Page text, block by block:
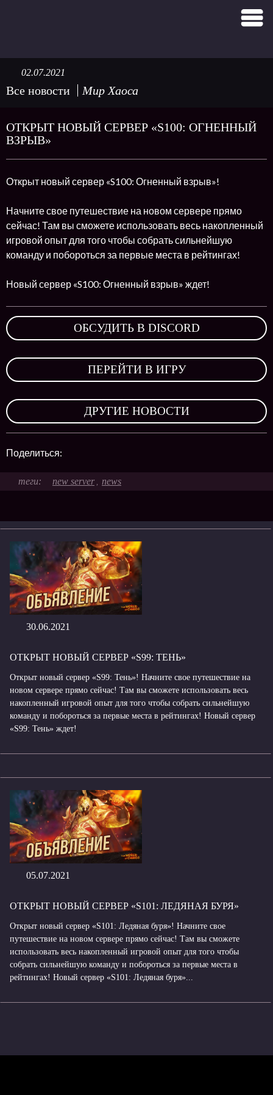
Все новости Мир Хаоса
02.07.2021
ОТКРЫТ НОВЫЙ СЕРВЕР «S100: ОГНЕННЫЙ
ВЗРЫВ»
Открыт новый сервер «S100: Огненный взрыв»!
Начните свое путешествие на новом сервере прямо
сейчас! Там вы сможете использовать весь накопленный
игровой опыт для того чтобы собрать сильнейшую
команду и побороться за первые места в рейтингах!
Новый сервер «S100: Огненный взрыв» ждет!
ОБСУДИТЬ В DISCORD
ПЕРЕЙТИ В ИГРУ
ДРУГИЕ НОВОСТИ
Поделиться:
new server , news
30.06.2021
ОТКРЫТ НОВЫЙ СЕРВЕР «S99: ТЕНЬ»
Открыт новый сервер «S99: Тень»! Начните свое путешествие на
новом сервере прямо сейчас! Там вы сможете использовать весь
накопленный игровой опыт для того чтобы собрать сильнейшую
команду и побороться за первые места в рейтингах! Новый сервер
«S99: Тень» ждет!
05.07.2021
ОТКРЫТ НОВЫЙ СЕРВЕР «S101: ЛЕДЯНАЯ БУРЯ»
Открыт новый сервер «S101: Ледяная буря»! Начните свое
путешествие на новом сервере прямо сейчас! Там вы сможете
использовать весь накопленный игровой опыт для того чтобы
собрать сильнейшую команду и побороться за первые места в
рейтингах! Новый сервер «S101: Ледяная буря»...